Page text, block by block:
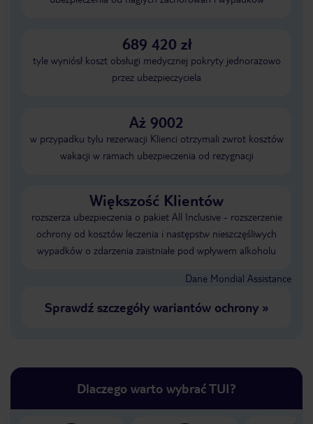
689 420 zł
tyle wyniósł koszt obsługi medycznej pokryty jednorazowo
przez ubezpieczyciela
Aż 9002
w przypadku tylu rezerwacji Klienci otrzymali zwrot kosztów
wakacji w ramach ubezpieczenia od rezygnacji
Większość Klientów
rozszerza ubezpieczenia o pakiet All Inclusive - rozszerzenie
ochrony od kosztów leczenia i następstw nieszczęśliwych
wypadków o zdarzenia zaistniałe pod wpływem alkoholu
Dane Mondial Assistance
Sprawdź szczegóły wariantów ochrony»
Dlaczego warto wybrać TUI?